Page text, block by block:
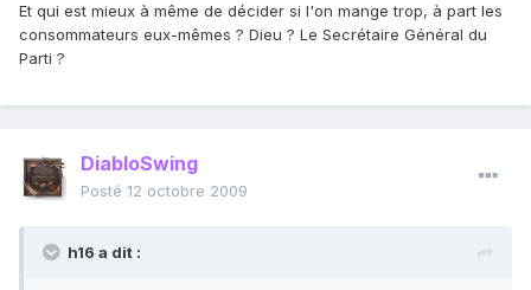
Et qui est mieux à même de décider si l'on mange trop, à part les
consommateurs eux-mêmes ? Dieu ? Le Secrétaire Général du
Parti ?
DiabloSwing
Posté 12 octobre 2009
h16 a dit :